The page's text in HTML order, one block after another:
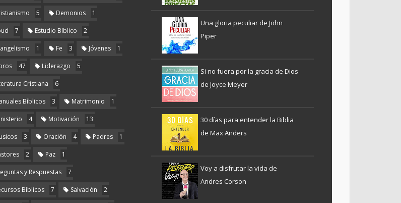
5 Demonios 1
7 Estudio Bíblico 2
1 Fe 3 Jóvenes 1
47 Liderazgo 5
Cristiana 6
Bíblicos 3 Matrimonio 1
4 Motivación 13
3 Oración 4 Padres 1
2 Paz 1
y Respuestas 7
Bíblicos 7 Salvación 2
Una gloria peculiar de John
Piper
Si no fuera por la gracia de Dios
de Joyce Meyer
30 días para entender la Biblia
de Max Anders
Voy a disfrutar la vida de
Andres Corson